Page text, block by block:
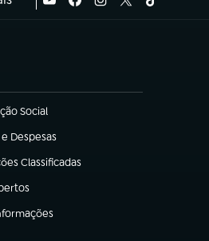
Social
aba)
Despesas
nova aba)
Classificadas
nova aba)
aba)
nova aba)